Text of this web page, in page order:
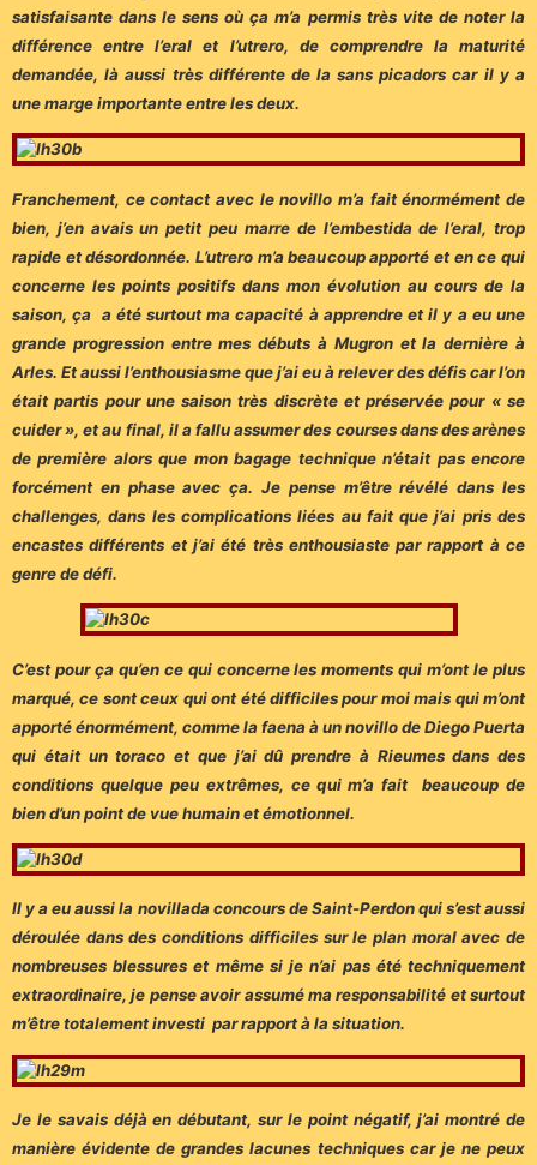
satisfaisante dans le sens où ça m’a permis très vite de noter la
différence entre l’eral et l’utrero, de comprendre la maturité
demandée, là aussi très différente de la sans picadors car il y a
une marge importante entre les deux.
Franchement, ce contact avec le novillo m’a fait énormément de
bien, j’en avais un petit peu marre de l’embestida de l’eral, trop
rapide et désordonnée. L’utrero m’a beaucoup apporté et en ce qui
concerne les points positifs dans mon évolution au cours de la
saison, ça a été surtout ma capacité à apprendre et il y a eu une
grande progression entre mes débuts à Mugron et la dernière à
Arles. Et aussi l’enthousiasme que j’ai eu à relever des défis car l’on
était partis pour une saison très discrète et préservée pour « se
cuider », et au final, il a fallu assumer des courses dans des arènes
de première alors que mon bagage technique n’était pas encore
forcément en phase avec ça. Je pense m’être révélé dans les
challenges, dans les complications liées au fait que j’ai pris des
encastes différents et j’ai été très enthousiaste par rapport à ce
genre de défi.
C’est pour ça qu’en ce qui concerne les moments qui m’ont le plus
marqué, ce sont ceux qui ont été difficiles pour moi mais qui m’ont
apporté énormément, comme la faena à un novillo de Diego Puerta
qui était un toraco et que j’ai dû prendre à Rieumes dans des
conditions quelque peu extrêmes, ce qui m’a fait beaucoup de
bien d’un point de vue humain et émotionnel.
Il y a eu aussi la novillada concours de Saint-Perdon qui s’est aussi
déroulée dans des conditions difficiles sur le plan moral avec de
nombreuses blessures et même si je n’ai pas été techniquement
extraordinaire, je pense avoir assumé ma responsabilité et surtout
m’être totalement investi par rapport à la situation.
Je le savais déjà en débutant, sur le point négatif, j’ai montré de
manière évidente de grandes lacunes techniques car je ne peux